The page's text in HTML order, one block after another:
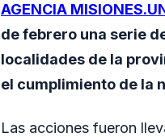
AGENCIA
de febrero una serie
localidades de la
el cumplimiento de la
Las acciones fueron